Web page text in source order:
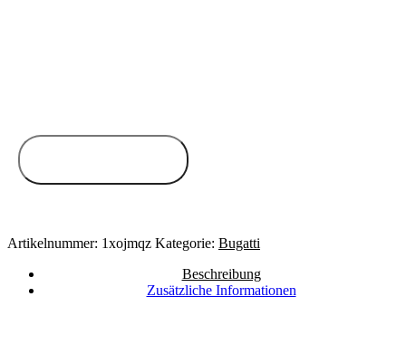
Artikelnummer: 1xojmqz Kategorie: Bugatti
Beschreibung
Zusätzliche Informationen